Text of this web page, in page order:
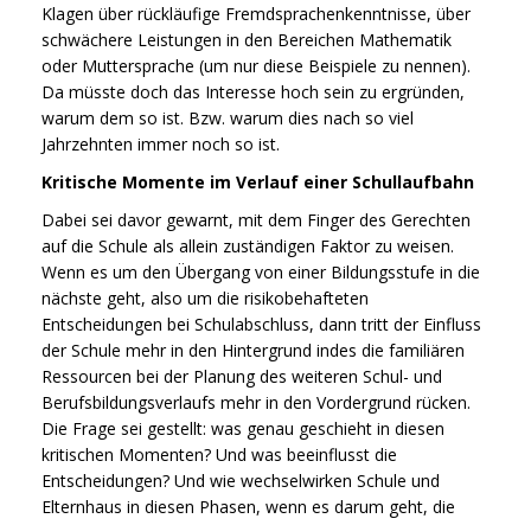
Klagen über rückläufige Fremdsprachenkenntnisse, über
schwächere Leistungen in den Bereichen Mathematik
oder Muttersprache (um nur diese Beispiele zu nennen).
Da müsste doch das Interesse hoch sein zu ergründen,
warum dem so ist. Bzw. warum dies nach so viel
Jahrzehnten immer noch so ist.
Kritische Momente im Verlauf einer Schullaufbahn
Dabei sei davor gewarnt, mit dem Finger des Gerechten
auf die Schule als allein zuständigen Faktor zu weisen.
Wenn es um den Übergang von einer Bildungsstufe in die
nächste geht, also um die risikobehafteten
Entscheidungen bei Schulabschluss, dann tritt der Einfluss
der Schule mehr in den Hintergrund indes die familiären
Ressourcen bei der Planung des weiteren Schul- und
Berufsbildungsverlaufs mehr in den Vordergrund rücken.
Die Frage sei gestellt: was genau geschieht in diesen
kritischen Momenten? Und was beeinflusst die
Entscheidungen? Und wie wechselwirken Schule und
Elternhaus in diesen Phasen, wenn es darum geht, die